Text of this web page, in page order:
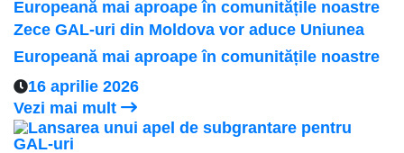
Zece GAL-uri din Moldova vor aduce Uniunea
Europeană mai aproape în comunitățile noastre
16 aprilie 2026
Vezi mai mult